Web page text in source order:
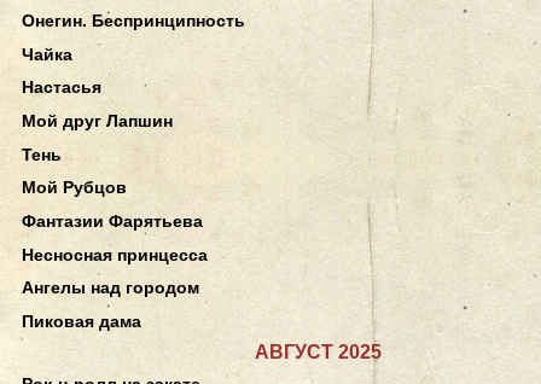
Онегин. Беспринципность
Чайка
Настасья
Мой друг Лапшин
Тень
Мой Рубцов
Фантазии Фарятьева
Несносная принцесса
Ангелы над городом
Пиковая дама
АВГУСТ 2025